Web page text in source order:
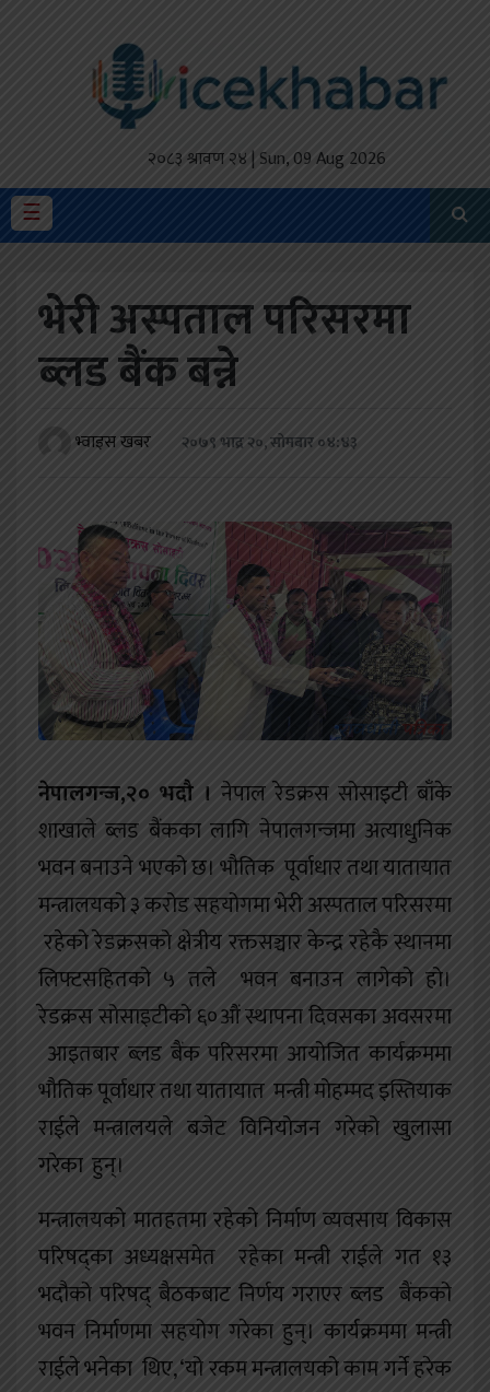
२०८३ श्रावण २४ | Sun, 09 Aug 2026
☰
मैथिली
प्रदेश
अर्थतंत्र
स्वास्थ्य
शिक्षा
भेरी अस्पताल परिसरमा
ब्लड बैंक बन्ने
भ्वाइस खबर २०७९ भाद्र २०, सोमबार ०४:४३
नेपालगन्ज,२० भदौ । नेपाल रेडक्रस सोसाइटी बाँके
शाखाले ब्लड बैंकका लागि नेपालगन्जमा अत्याधुनिक
भवन बनाउने भएको छ। भौतिक पूर्वाधार तथा यातायात
मन्त्रालयको ३ करोड सहयोगमा भेरी अस्पताल परिसरमा
रहेको रेडक्रसको क्षेत्रीय रक्तसञ्चार केन्द्र रहेकै स्थानमा
लिफ्टसहितको ५ तले भवन बनाउन लागेको हो।
रेडक्रस सोसाइटीको ६०औं स्थापना दिवसका अवसरमा
आइतबार ब्लड बैंक परिसरमा आयोजित कार्यक्रममा
भौतिक पूर्वाधार तथा यातायात मन्त्री मोहम्मद इस्तियाक
राईले मन्त्रालयले बजेट विनियोजन गरेको खुलासा
गरेका हुन्।
मन्त्रालयको मातहतमा रहेको निर्माण व्यवसाय विकास
परिषद्का अध्यक्षसमेत रहेका मन्त्री राईले गत १३
भदौको परिषद् बैठकबाट निर्णय गराएर ब्लड बैंकको
भवन निर्माणमा सहयोग गरेका हुन्। कार्यक्रममा मन्त्री
राईले भनेका थिए, ‘यो रकम मन्त्रालयको काम गर्ने हरेक